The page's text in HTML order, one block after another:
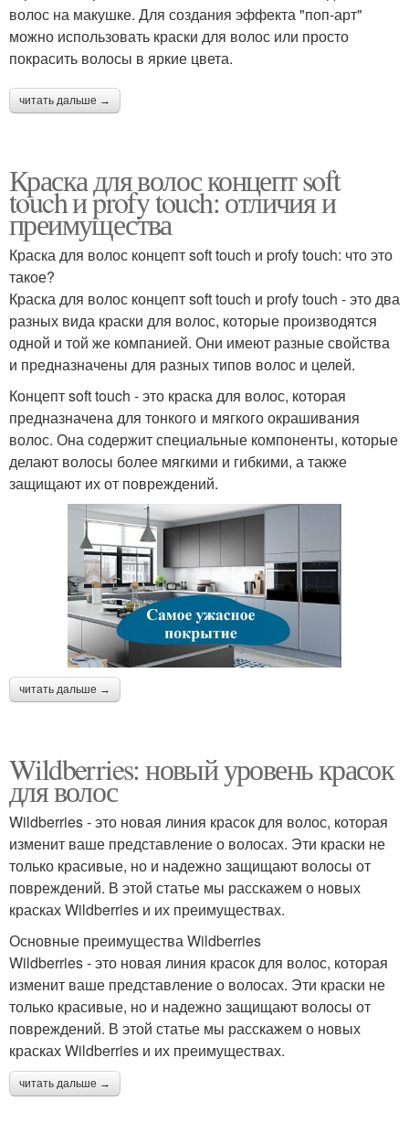
волос на макушке. Для создания эффекта "поп-арт"
можно использовать краски для волос или просто
покрасить волосы в яркие цвета.
читать дальше →
Краска для волос концепт soft
touch и profy touch: отличия и
преимущества
Краска для волос концепт soft touch и profy touch: что это
такое?
Краска для волос концепт soft touch и profy touch - это два
разных вида краски для волос, которые производятся
одной и той же компанией. Они имеют разные свойства
и предназначены для разных типов волос и целей.
Концепт soft touch - это краска для волос, которая
предназначена для тонкого и мягкого окрашивания
волос. Она содержит специальные компоненты, которые
делают волосы более мягкими и гибкими, а также
защищают их от повреждений.
читать дальше →
Wildberries: новый уровень красок
для волос
Wildberries - это новая линия красок для волос, которая
изменит ваше представление о волосах. Эти краски не
только красивые, но и надежно защищают волосы от
повреждений. В этой статье мы расскажем о новых
красках Wildberries и их преимуществах.
Основные преимущества Wildberries
Wildberries - это новая линия красок для волос, которая
изменит ваше представление о волосах. Эти краски не
только красивые, но и надежно защищают волосы от
повреждений. В этой статье мы расскажем о новых
красках Wildberries и их преимуществах.
читать дальше →